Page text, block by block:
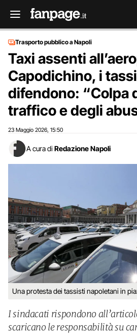
Trasporto pubblico a Napoli
Taxi assenti
Capodichino, i
difendono: “Colpa
traffico e degli
23 Maggio 2026 15:50
A cura di Redazione Napoli
Una protesta dei tassisti napoletani in
I sindacati rispondono
scaricano le responsabilità su